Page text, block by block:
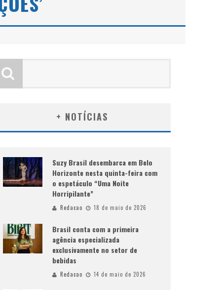
+ NOTÍCIAS
Suzy Brasil desembarca em Belo
Horizonte nesta quinta-feira com
o espetáculo “Uma Noite
Horripilante”
Redacao 18 de maio de 2026
Brasil conta com a primeira
agência especializada
exclusivamente no setor de
bebidas
Redacao 14 de maio de 2026